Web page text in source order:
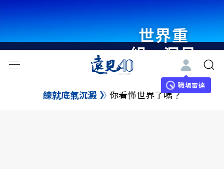
世界重
組・洞見
未來 與
世界領袖
職場雷達
練就底氣沉澱 你看懂世界了嗎？